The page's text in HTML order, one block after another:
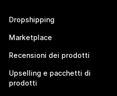
Dropshipping
Marketplace
Recensioni dei prodotti
Upselling e pacchetti di
prodotti